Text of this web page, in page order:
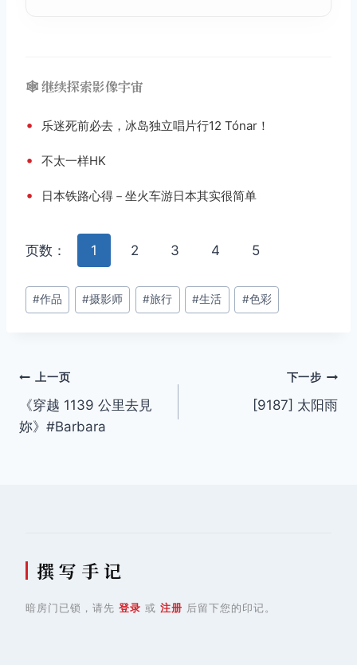
🕸️ 继续探索影像宇宙
• 乐迷死前必去，冰岛独立唱片行12 Tónar！
• 不太一样HK
• 日本铁路心得－坐火车游日本其实很简单
页数： 1 2 3 4 5
文
章
#作品 #摄影师 #旅行 #生活 #色彩
文
章
上一页
《穿越 1139 公里去見
妳》#Barbara
下一步
[9187] 太阳雨
撰 写 手 记
暗房门已锁，请先 登录 或 注册 后留下您的印记。